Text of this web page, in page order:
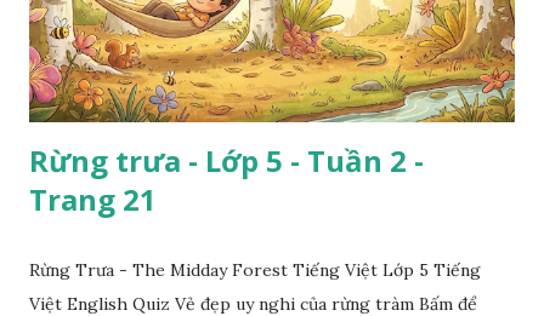
Rừng trưa - Lớp 5 - Tuần 2 -
Trang 21
Rừng Trưa - The Midday Forest Tiếng Việt Lớp 5 Tiếng
Việt English Quiz Vẻ đẹp uy nghi của rừng tràm Bấm để